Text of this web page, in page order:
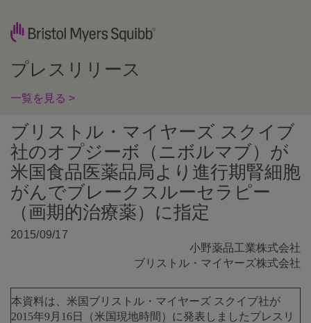
プレスリリース
一覧を見る >
ブリストル・マイヤーズ スクイブ
社のオプジーボ（ニボルマブ）が
米国食品医薬品局より進行期腎細胞
がんでブレークスルーセラピー
（画期的治療薬）に指定
2015/09/17
小野薬品工業株式会社
ブリストル・マイヤーズ株式会社
本資料は、米国ブリストル・マイヤーズ スクイブ社が
2015年9月16日（米国現地時間）に発表しましたプレスリ